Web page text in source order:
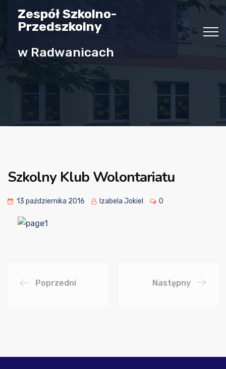
Zespół Szkolno-
Przedszkolny
w Radwanicach
Szkolny Klub Wolontariatu
13 października 2016 Izabela Jokiel 0
Poprzedni Następny